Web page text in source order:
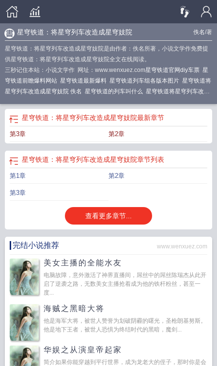
佚名/著
星穹铁道：将星穹列车改造成星穹妓院
星穹铁道：将星穹列车改造成星穹妓院是由作者：佚名所著，小说文学作免费提
供星穹铁道：将星穹列车改造成星穹妓院全文在线阅读。
三秒记住本站：小说文学作 网址：www.wenxuez.com星穹铁道官网diy车票 星
穹铁道前瞻爆料网站 星穹铁道最新爆料 星穹铁道列车组各版本图片 星穹铁道将
星穹列车改造成星穹妓院 佚名 星穹铁道的列车叫什么 星穹铁道将星穹列车改造
星穹铁道百度百科 星穹铁道专题展示页 星穹铁道被国家强制停售了吗
星穹铁道：将星穹列车改造成星穹妓院最新章节
第3章 第2章
星穹铁道：将星穹列车改造成星穹妓院章节列表
第1章 第2章
第3章
查看更多章节...
完结小说推荐 www.wenxuez.com
美女主播的全能水友
电脑故障，意外激活了神界直播间，屌丝中的屌丝陈瑞杰从此开
启了逆袭之路，无数美女主播抢着成为他的铁杆粉丝，甚至一
度...
海贼之黑暗大将
他是海军大将，被世人赞誉为划破阴霾的曙光，圣枪朗基努斯。
他是地下王者，被世人恐惧为终结时代的黑暗，魔剑...
华娱之从演皇帝起家
简介如果你能穿越到平行世界，成为龙老大的侄子，那时你是会